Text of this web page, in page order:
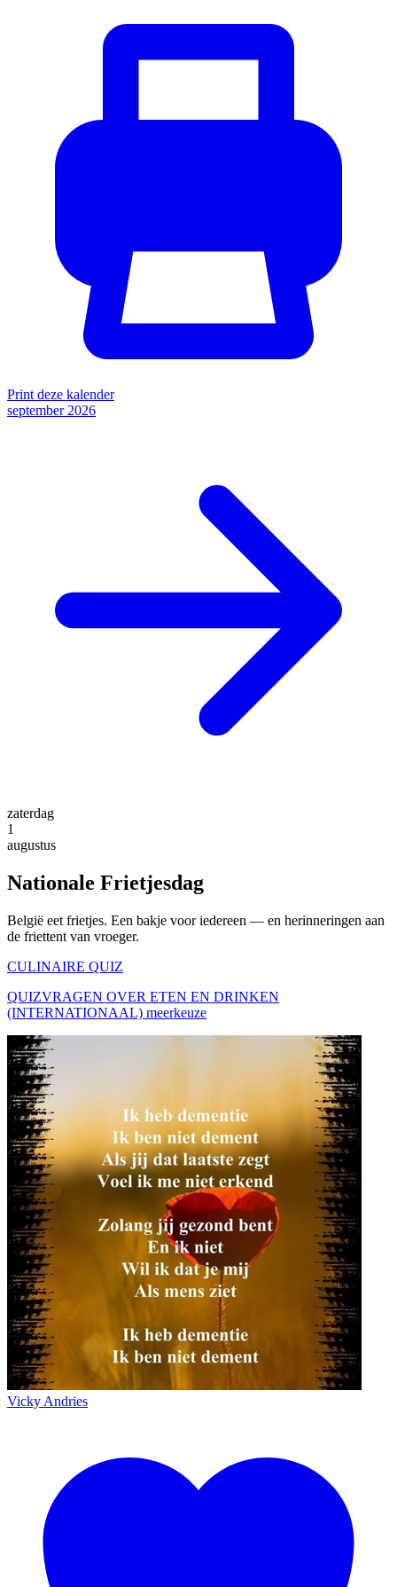
Print deze kalender
september 2026
zaterdag
1
augustus
Nationale Frietjesdag
België eet frietjes. Een bakje voor iedereen — en herinneringen aan
de friettent van vroeger.
CULINAIRE QUIZ
QUIZVRAGEN OVER ETEN EN DRINKEN
(INTERNATIONAAL) meerkeuze
Vicky Andries